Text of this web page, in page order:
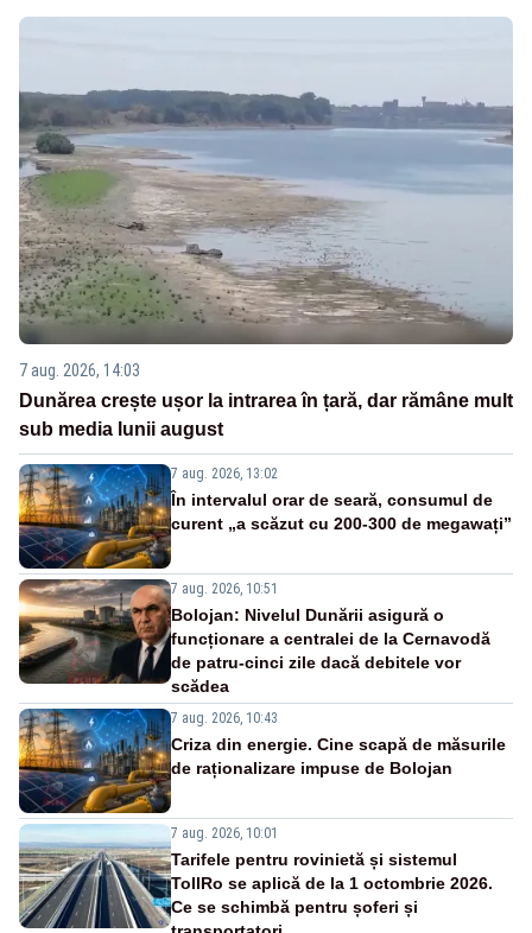
7 aug. 2026, 14:03
Dunărea crește ușor la intrarea în țară, dar rămâne mult
sub media lunii august
7 aug. 2026, 13:02
În intervalul orar de seară, consumul de
curent „a scăzut cu 200-300 de megawați”
7 aug. 2026, 10:51
Bolojan: Nivelul Dunării asigură o
funcționare a centralei de la Cernavodă
de patru-cinci zile dacă debitele vor
scădea
7 aug. 2026, 10:43
Criza din energie. Cine scapă de măsurile
de raționalizare impuse de Bolojan
7 aug. 2026, 10:01
Tarifele pentru rovinietă și sistemul
TollRo se aplică de la 1 octombrie 2026.
Ce se schimbă pentru șoferi și